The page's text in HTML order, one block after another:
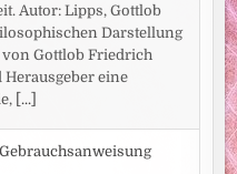
Autor: Lipps, Gottlob
Darstellung
Gottlob Friedrich
eine
[...]